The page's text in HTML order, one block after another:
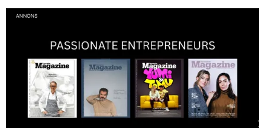
Här i Sverige så finns det en bred mix av olika nationaliteter från hela